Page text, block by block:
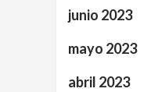
junio 2023
mayo 2023
abril 2023